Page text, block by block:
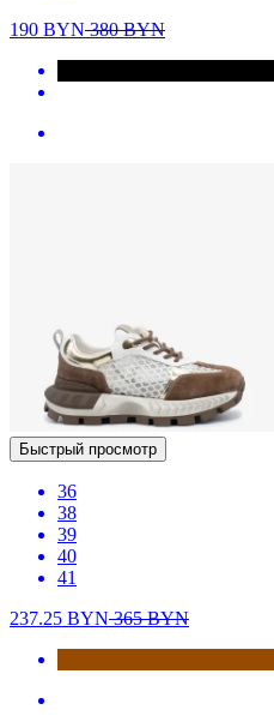
190 BYN380BYN
Быстрый просмотр
36
38
39
40
41
237.25 BYN365BYN